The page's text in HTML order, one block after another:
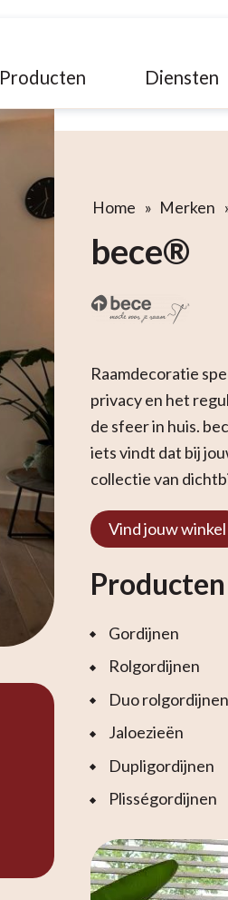
Producten Diensten
Home » Merken
bece®
Raamdecoratie
privacy en het
de sfeer in huis.
iets vindt dat bij
collectie van
Vind jouw winkel
Gordijnen
Rolgordijnen
Duo rolgordijnen
Jaloezieën
Dupligordijnen
Plisségordijnen